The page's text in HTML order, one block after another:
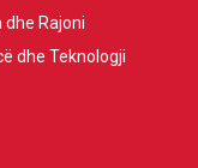
dhe Rajoni
dhe Teknologji